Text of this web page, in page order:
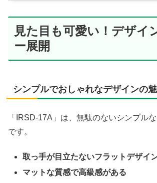
見た目も可愛い！デザイ
ー展開
シンプルでおしゃれなデザインの
「IRSD-17A」は、無駄のないシンプル
です。
取っ手が目立たないフラットデザイ
マットな質感で高級感がある